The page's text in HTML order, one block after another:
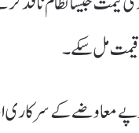
قیمت مل سکے۔
نقصان پر فی ہیکٹر 22 ہزار